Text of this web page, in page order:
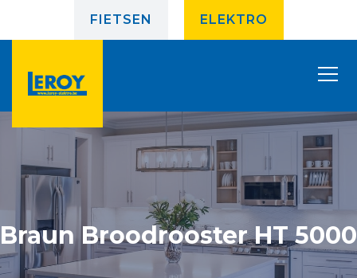
FIETSEN ELEKTRO
Braun Broodrooster HT 5000